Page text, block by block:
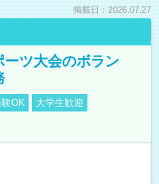
掲載日：2026.07.27
ーツ大会のボラン
OK
大学生歓迎